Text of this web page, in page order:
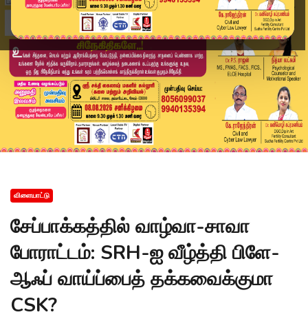
விளையாட்டு
சேப்பாக்கத்தில் வாழ்வா-சாவா
போராட்டம்: SRH-ஐ வீழ்த்தி பிளே-
ஆஃப் வாய்ப்பைத் தக்கவைக்குமா
CSK?